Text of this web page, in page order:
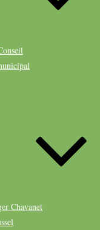
Chavanet